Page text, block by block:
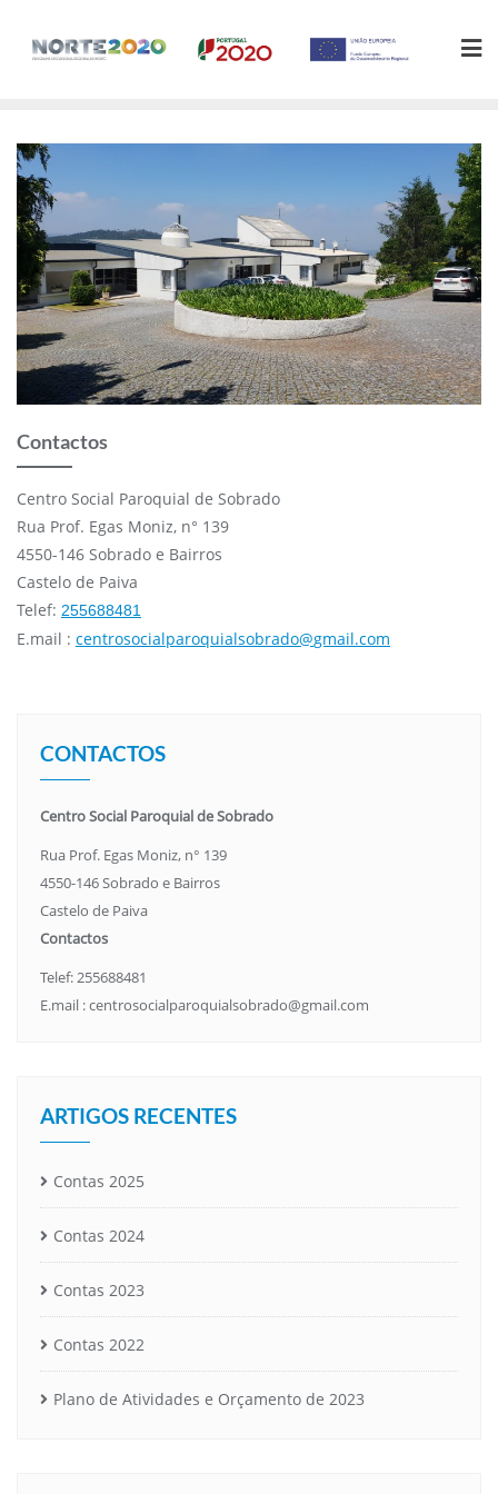
Contactos
Centro Social Paroquial de Sobrado
Rua Prof. Egas Moniz, n° 139
4550-146 Sobrado e Bairros
Castelo de Paiva
Telef: 255688481
E.mail : centrosocialparoquialsobrado@gmail.com
CONTACTOS
Centro Social Paroquial de Sobrado
Rua Prof. Egas Moniz, n° 139
4550-146 Sobrado e Bairros
Castelo de Paiva
Contactos
Telef: 255688481
E.mail :centrosocialparoquialsobrado@gmail.com
ARTIGOS RECENTES
Contas 2025
Contas 2024
Contas 2023
Contas 2022
Plano de Atividades e Orçamento de 2023